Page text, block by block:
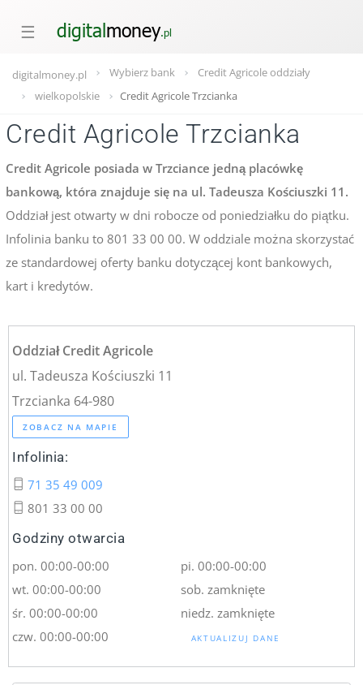
☰
digitalmoney.pl Wybierz bank
Credit Agricole oddziały
wielkopolskie
Credit Agricole Trzcianka
Credit Agricole Trzcianka
Credit Agricole posiada w Trzciance jedną placówkę
bankową, która znajduje się na ul. Tadeusza Kościuszki 11.
Oddział jest otwarty w dni robocze od poniedziałku do piątku.
Infolinia banku to 801 33 00 00. W oddziale można skorzystać
ze standardowej oferty banku dotyczącej kont bankowych,
kart i kredytów.
Oddział Credit Agricole
ul. Tadeusza Kościuszki 11
Trzcianka 64-980
ZOBACZ NA MAPIE
Infolinia:
71 35 49 009
801 33 00 00
Godziny otwarcia
pon. 00:00-00:00
wt. 00:00-00:00
śr. 00:00-00:00
czw. 00:00-00:00
pi. 00:00-00:00
sob. zamknięte
niedz. zamknięte
AKTUALIZUJ DANE